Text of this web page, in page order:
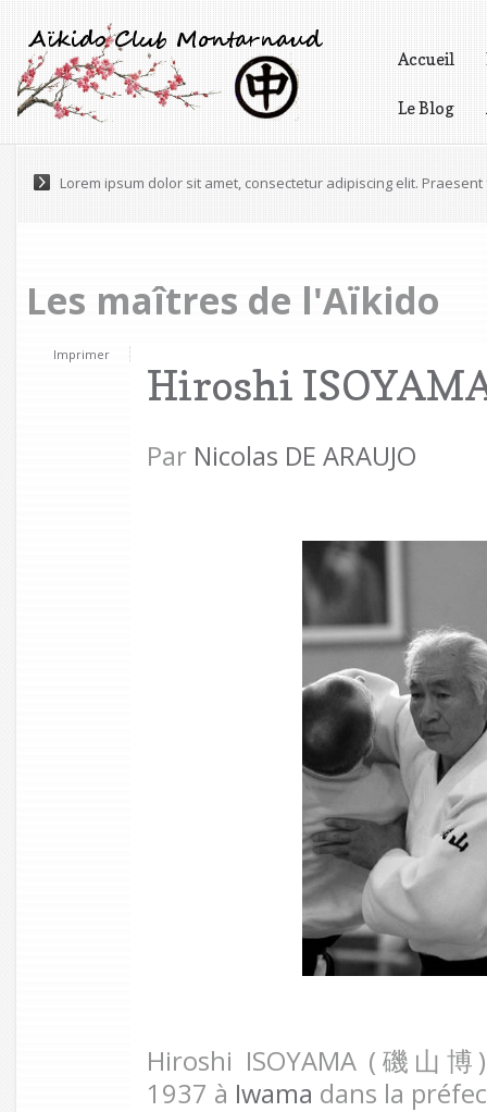
Accueil
Le Blog
Lorem ipsum dolor sit amet, consectetur adipiscing elit.
Pellentesque varius, tortor nec ultricies pretium, odio est
Les maîtres de l'Aïkido
Imprimer
Hiroshi
Par Nicolas DE ARAUJO
Hiroshi ISOYAMA ( 磯山博
1937 à Iwama dans la